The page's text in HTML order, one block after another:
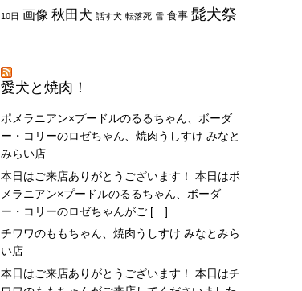
10日 画像 秋田犬 話す犬 転落死 雪 食事 髭犬祭
愛犬と焼肉！
ポメラニアン×プードルのるるちゃん、ボーダ
ー・コリーのロゼちゃん、焼肉うしすけ みなと
みらい店
本日はご来店ありがとうございます！ 本日はポ
メラニアン×プードルのるるちゃん、ボーダ
ー・コリーのロゼちゃんがご […]
チワワのももちゃん、焼肉うしすけ みなとみら
い店
本日はご来店ありがとうございます！ 本日はチ